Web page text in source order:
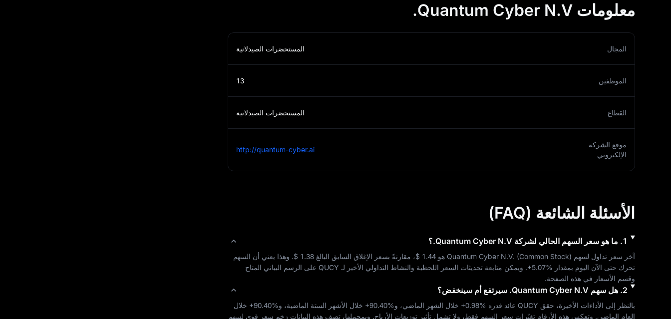
معلومات Quantum Cyber N.V.
المجال المستحضرات الصيدلانية
الموظفين 13
القطاع المستحضرات الصيدلانية
موقع الشركة
الإلكتروني
http://quantum-cyber.ai
الأسئلة الشائعة (FAQ)
1
. ما هو سعر السهم الحالي لشركة Quantum Cyber N.V. ؟
آخر سعر تداول لسهم Quantum Cyber N.V. (Common Stock) هو $ 1.44، مقارنةً بسعر الإغلاق السابق البالغ $ 1.38
تحرك حتى الآن اليوم بمقدار +5.07%. ويمكن متابعة تحديثات السعر اللحظية والنشاط التداولي الأخير لـ QUCY
وقسم الأسعار في هذه الصفحة.
2
. هل سهم Quantum Cyber N.V. سيرتفع أم سينخفض؟
بالنظر إلى الأداءات الأخيرة، حقق QUCY عائد قدره +0.98% خلال الشهر الماضي، و+90.40% خلال الأشهر الستة الماضية، و+90.40%
العام الماضي. وتعكس هذه الأرقام تغيّرات سعر السهم فقط، ولا تشمل تأثير توزيعات الأرباح. وبمجملها، تصف هذه البيانات زخم سعر قوي لسهم